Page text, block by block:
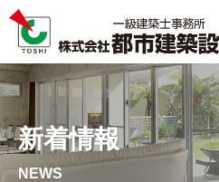
新着情報
NEWS